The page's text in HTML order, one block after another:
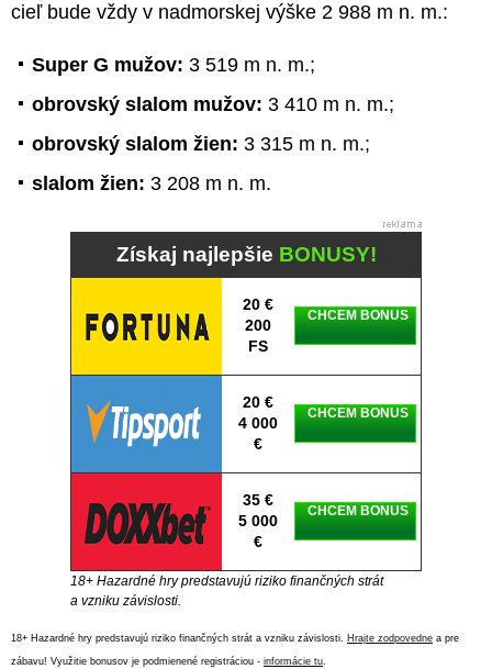
cieľ bude vždy v nadmorskej výške 2 988 m n. m.:
Super G mužov: 3 519 m n. m.;
obrovský slalom mužov: 3 410 m n. m.;
obrovský slalom žien: 3 315 m n. m.;
slalom žien: 3 208 m n. m.
Získaj najlepšie BONUSY!
20 €
200
FS
CHCEM BONUS
20 €
4 000
€
CHCEM BONUS
35 €
5 000
€
CHCEM BONUS
18+ Hazardné hry predstavujú riziko finančných strát
a vzniku závislosti.
18+ Hazardné hry predstavujú riziko finančných strát a vzniku závislosti. Hrajte zodpovedne a pre
zábavu! Využitie bonusov je podmienené registráciou - informácie tu.